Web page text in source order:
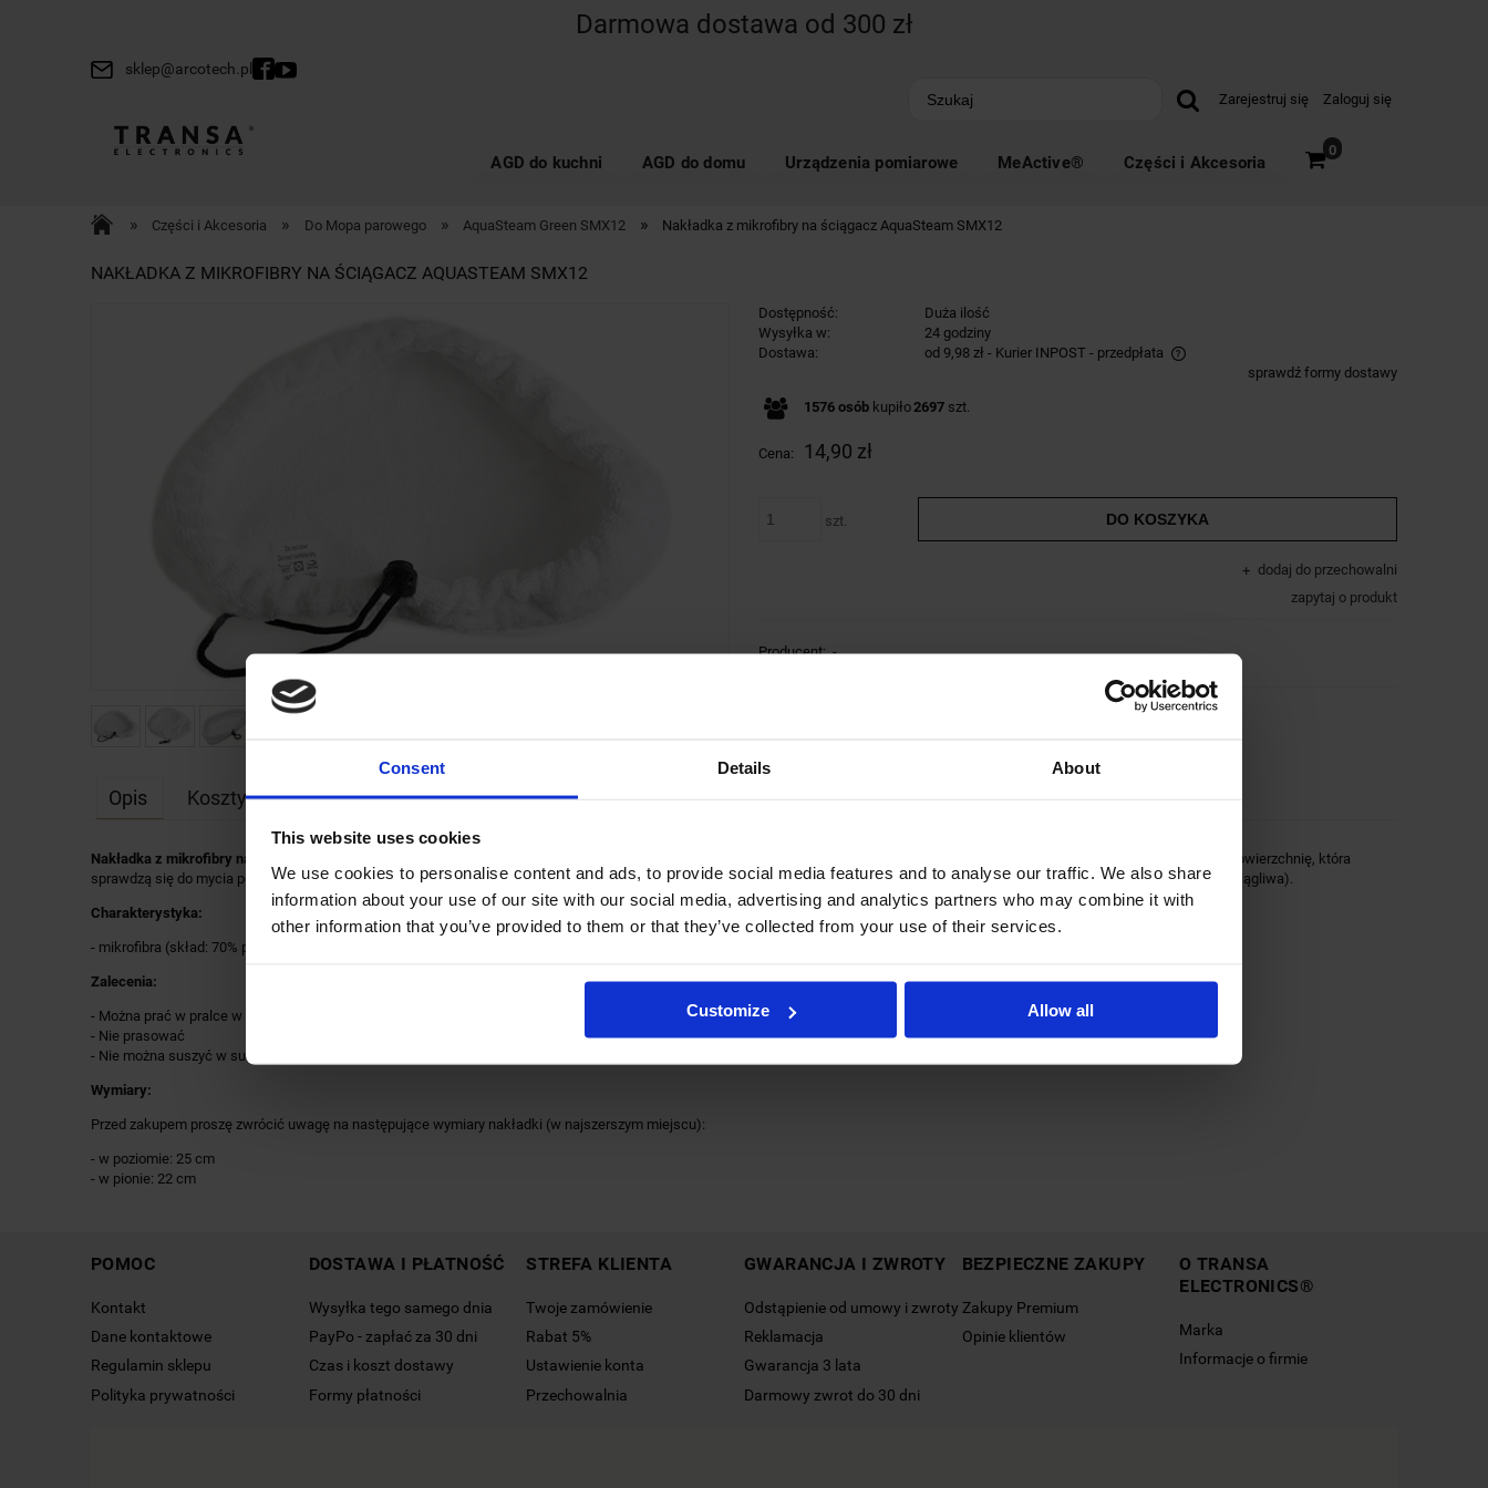
Darmowa dostawa od 300 zł
Consent Details About
This website uses cookies
We use cookies to personalise content and ads, to provide social media features and to analyse our traffic. We also share
information about your use of our site with our social media, advertising and analytics partners who may combine it with
other information that you’ve provided to them or that they’ve collected from your use of their services.
Customize Allow all
sklep@arcotech.pl
Zarejestruj się Zaloguj się
AGD do kuchni AGD do domu Urządzenia pomiarowe MeActive® Części i Akcesoria
0
» Części i Akcesoria » Do Mopa parowego » AquaSteam Green SMX12 » Nakładka z mikrofibry na ściągacz AquaSteam SMX12
NAKŁADKA Z MIKROFIBRY NA ŚCIĄGACZ AQUASTEAM SMX12
Dostępność:
Duża ilość
Wysyłka w:
24 godziny
Dostawa:
od 9,98 zł - Kurier INPOST - przedpłata
Cena nie zawiera ewentualnych
sprawdź formy dostawy
1576 osóbkupiło2697 szt.
Cena: 14,90 zł
szt. DO KOSZYKA
dodaj do przechowalni
zapytaj o produkt
Producent: -
Opis Koszty dostawy
kosztów płatności
Opinie o produkcie (0)
Nakładka z mikrofibry na ściągacz
, a także do mopów o podobnym wymiarze głowicy. Nakładka posiada gładką powierzchnię, która
sprawdzą się do mycia podłóg np. kafelek, płytek, paneli, powierzchni drewnianych, drewnopodobnych itp. wedle uznania. Nakładka montowana jest naściągacz- sznurek(nie jest rozciągliwa).
Charakterystyka:
- mikrofibra (skład: 70% poliester; 30% poliamid)
Zalecenia:
- Można prać w pralce w temperaturze 60°C
- Nie prasować
- Nie można suszyć w suszarce bębnowej/elektrycznej
Wymiary:
Przed zakupem proszę zwrócić uwagę na następujące wymiary nakładki (w najszerszym miejscu):
- w poziomie: 25 cm
- w pionie: 22 cm
POMOC
Kontakt
Dane kontaktowe
Regulamin sklepu
Polityka prywatności
DOSTAWA I PŁATNOŚĆ
Wysyłka tego samego dnia
PayPo - zapłać za 30 dni
Czas i koszt dostawy
Formy płatności
STREFA KLIENTA
Twoje zamówienie
Rabat 5%
Ustawienie konta
Przechowalnia
GWARANCJA I ZWROTY
Odstąpienie od umowy i zwroty
Reklamacja
Gwarancja 3 lata
Darmowy zwrot do 30 dni
BEZPIECZNE ZAKUPY
Zakupy Premium
Opinie klientów
O TRANSA
ELECTRONICS®
Marka
Informacje o firmie